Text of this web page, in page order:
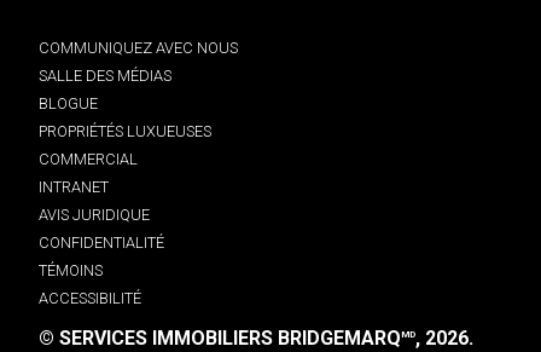
COMMUNIQUEZ AVEC NOUS
SALLE DES MÉDIAS
BLOGUE
PROPRIÉTÉS LUXUEUSES
COMMERCIAL
INTRANET
AVIS JURIDIQUE
CONFIDENTIALITÉ
TÉMOINS
ACCESSIBILITÉ
© SERVICES IMMOBILIERS BRIDGEMARQMD, 2026.